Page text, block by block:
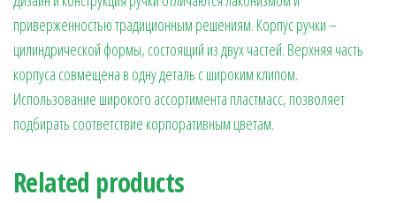
приверженностью традиционным решениям. Корпус ручки –
цилиндрической формы, состоящий из двух частей. Верхняя часть
корпуса совмещена в одну деталь с широким клипом.
Использование широкого ассортимента пластмасс, позволяет
подбирать соответствие корпоративным цветам.
Related products